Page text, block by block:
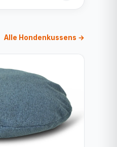
Alle Hondenkussens →